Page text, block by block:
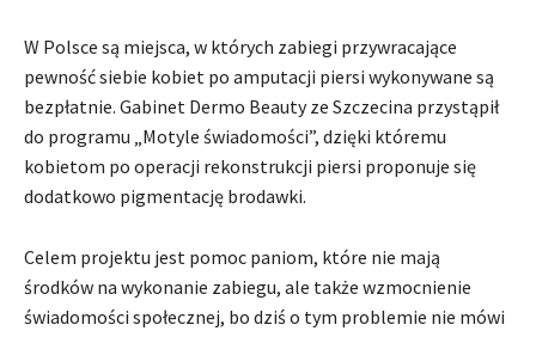
W Polsce są miejsca, w których zabiegi przywracające
pewność siebie kobiet po amputacji piersi wykonywane są
bezpłatnie. Gabinet Dermo Beauty ze Szczecina przystąpił
do programu „Motyle świadomości”, dzięki któremu
kobietom po operacji rekonstrukcji piersi proponuje się
dodatkowo pigmentację brodawki.
Celem projektu jest pomoc paniom, które nie mają
środków na wykonanie zabiegu, ale także wzmocnienie
świadomości społecznej, bo dziś o tym problemie nie mówi